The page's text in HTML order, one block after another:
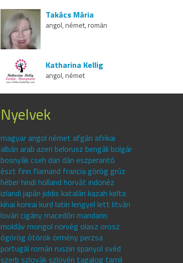
Takács Mária
angol, német, román
Katharina Kellig
angol, német
Nyelvek
magyar angol német afgán afrikai
albán arab azeri belorusz bengáli bolgár
bosnyák cseh dari dán eszperantó
észt finn flamand francia görög grúz
héber hindi holland horvát indonéz
izlandi japán jiddis katalán kazah kelta
kínai koreai kurd latin lengyel lett litván
lovári cigány macedón mandarin
moldáv mongol norvég olasz orosz
ógörög ótörök örmény perzsa
portugál román ruszin spanyol svéd
szerb szlovák szlovén tagalog tamil